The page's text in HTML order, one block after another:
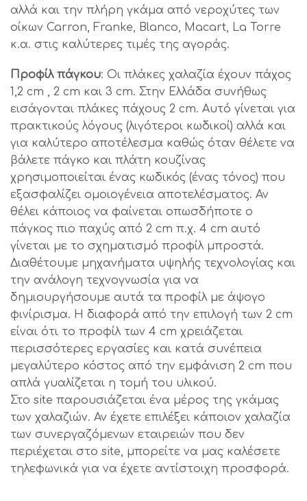
αλλά και την πλήρη γκάμα από νεροχύτες των
οίκων Carron, Franke, Blanco, Macart, La Torre
κ.α. στις καλύτερες τιμές της αγοράς.
Προφίλ πάγκου: Οι πλάκες χαλαζία έχουν πάχος
1,2 cm , 2 cm και 3 cm. Στην Ελλάδα συνήθως
εισάγονται πλάκες πάχους 2 cm. Αυτό γίνεται για
πρακτικούς λόγους (λιγότεροι κωδικοί) αλλά και
για καλύτερο αποτέλεσμα καθώς όταν θέλετε να
βάλετε πάγκο και πλάτη κουζίνας
χρησιμοποιείται ένας κωδικός (ένας τόνος) που
εξασφαλίζει ομοιογένεια αποτελέσματος. Αν
θέλει κάποιος να φαίνεται οπωσδήποτε ο
πάγκος πιο παχύς από 2 cm π.χ. 4 cm αυτό
γίνεται με το σχηματισμό προφίλ μπροστά.
Διαθέτουμε μηχανήματα υψηλής τεχνολογίας και
την ανάλογη τεχνογνωσία για να
δημιουργήσουμε αυτά τα προφίλ με άψογο
φινίρισμα. Η διαφορά από την επιλογή των 2 cm
είναι ότι το προφίλ των 4 cm χρειάζεται
περισσότερες εργασίες και κατά συνέπεια
μεγαλύτερο κόστος από την εμφάνιση 2 cm που
απλά γυαλίζεται η τομή του υλικού.
Στο site παρουσιάζεται ένα μέρος της γκάμας
των χαλαζιών. Αν έχετε επιλέξει κάποιον χαλαζία
των συνεργαζόμενων εταιρειών που δεν
περιέχεται στο site, μπορείτε να μας καλέσετε
τηλεφωνικά για να έχετε αντίστοιχη προσφορά.